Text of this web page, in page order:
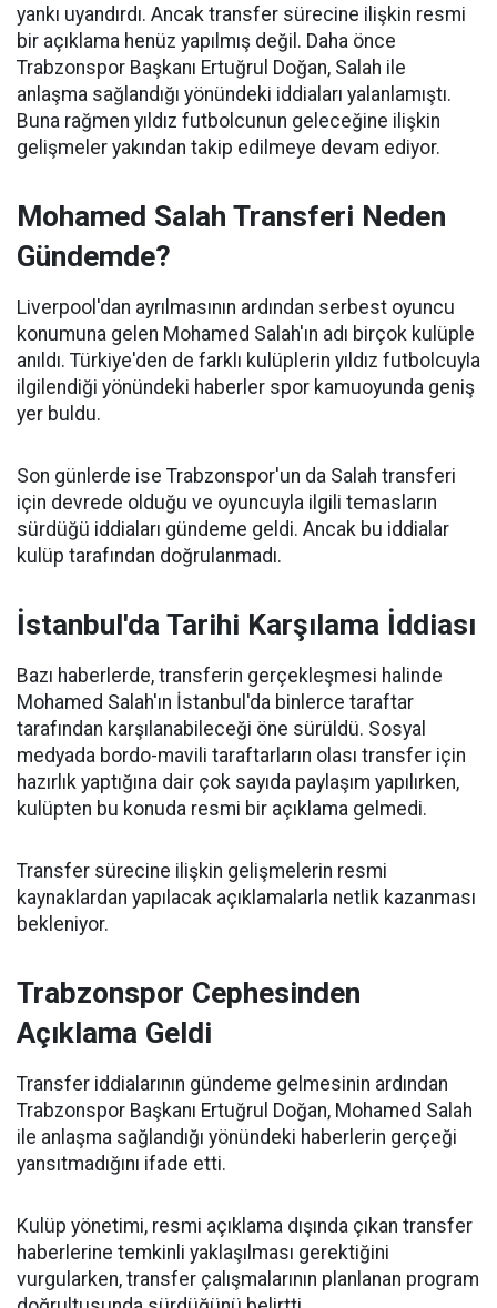
yankı uyandırdı. Ancak transfer sürecine ilişkin resmi
bir açıklama henüz yapılmış değil. Daha önce
Trabzonspor Başkanı Ertuğrul Doğan, Salah ile
anlaşma sağlandığı yönündeki iddiaları yalanlamıştı.
Buna rağmen yıldız futbolcunun geleceğine ilişkin
gelişmeler yakından takip edilmeye devam ediyor.
Mohamed Salah Transferi Neden
Gündemde?
Liverpool'dan ayrılmasının ardından serbest oyuncu
konumuna gelen Mohamed Salah'ın adı birçok kulüple
anıldı. Türkiye'den de farklı kulüplerin yıldız futbolcuyla
ilgilendiği yönündeki haberler spor kamuoyunda geniş
yer buldu.
Son günlerde ise Trabzonspor'un da Salah transferi
için devrede olduğu ve oyuncuyla ilgili temasların
sürdüğü iddiaları gündeme geldi. Ancak bu iddialar
kulüp tarafından doğrulanmadı.
İstanbul'da Tarihi Karşılama İddiası
Bazı haberlerde, transferin gerçekleşmesi halinde
Mohamed Salah'ın İstanbul'da binlerce taraftar
tarafından karşılanabileceği öne sürüldü. Sosyal
medyada bordo-mavili taraftarların olası transfer için
hazırlık yaptığına dair çok sayıda paylaşım yapılırken,
kulüpten bu konuda resmi bir açıklama gelmedi.
Transfer sürecine ilişkin gelişmelerin resmi
kaynaklardan yapılacak açıklamalarla netlik kazanması
bekleniyor.
Trabzonspor Cephesinden
Açıklama Geldi
Transfer iddialarının gündeme gelmesinin ardından
Trabzonspor Başkanı Ertuğrul Doğan, Mohamed Salah
ile anlaşma sağlandığı yönündeki haberlerin gerçeği
yansıtmadığını ifade etti.
Kulüp yönetimi, resmi açıklama dışında çıkan transfer
haberlerine temkinli yaklaşılması gerektiğini
vurgularken, transfer çalışmalarının planlanan program